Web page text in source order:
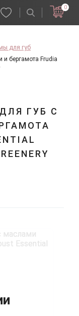
0
для губ
и бергамота Frudia
ГУБ С